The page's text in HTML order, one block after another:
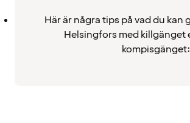
Här är några tips på vad du kan
Helsingfors med killgänget
kompisgänget: